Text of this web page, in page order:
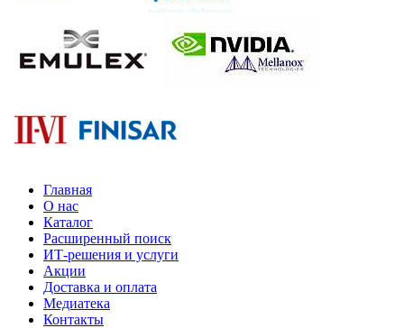
Главная
О нас
Каталог
Расширенный поиск
ИТ-решения и услуги
Акции
Доставка и оплата
Медиатека
Контакты